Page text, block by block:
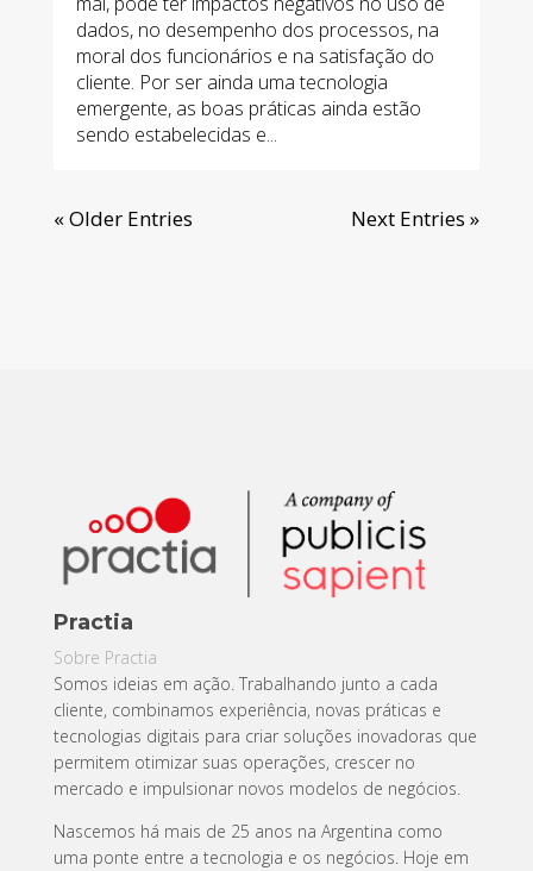
dados, no desempenho dos processos, na
moral dos funcionários e na satisfação do
cliente. Por ser ainda uma tecnologia
emergente, as boas práticas ainda estão
sendo estabelecidas e...
« Older Entries Next Entries »
Practia
Sobre Practia
Somos ideias em ação. Trabalhando junto a cada
cliente, combinamos experiência, novas práticas e
tecnologias digitais para criar soluções inovadoras que
permitem otimizar suas operações, crescer no
mercado e impulsionar novos modelos de negócios.
Nascemos há mais de 25 anos na Argentina como
uma ponte entre a tecnologia e os negócios. Hoje em